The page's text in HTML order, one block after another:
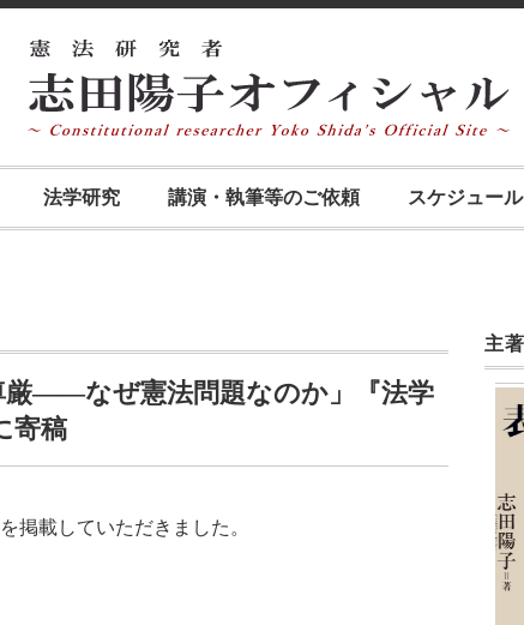
法学研究 講演・執筆等のご依頼 スケジュール
厳――なぜ憲法問題なのか」『法学
寄稿
掲載していただきました。
主著